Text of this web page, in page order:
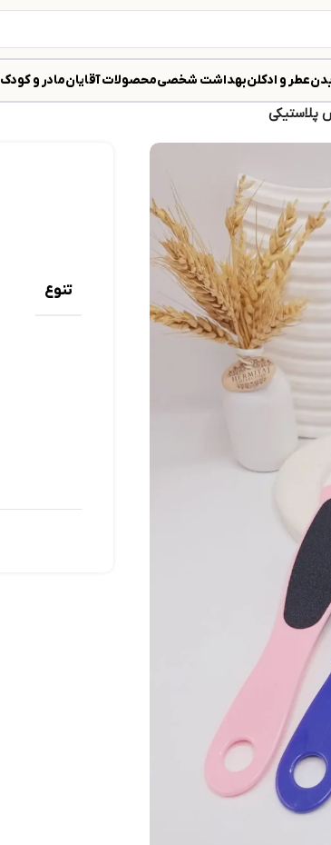
عطر و ادکلنبهداشت شخصیمحصولات آقایانمادر و کودک
تنوع